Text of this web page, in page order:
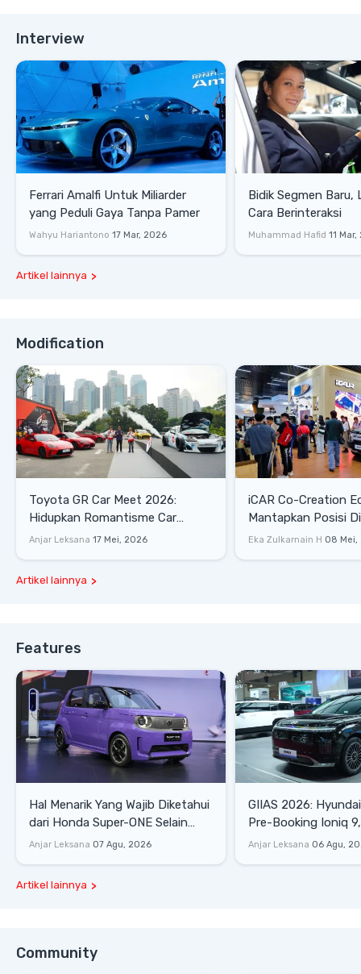
Interview
Ferrari Amalfi Untuk Miliarder
yang Peduli Gaya Tanpa Pamer
Wahyu Hariantono 17 Mar, 2026
Bidik Segmen Baru,
Cara Berinteraksi
Muhammad Hafid 11
Artikel lainnya
Modification
Toyota GR Car Meet 2026:
Hidupkan Romantisme Car
Culture Era 90-an
Anjar Leksana 17 Mei, 2026
iCAR Co-Creation
Mantapkan Posisi
Gaya Hidup
Eka Zulkarnain H 08 Mei,
Artikel lainnya
Features
Hal Menarik Yang Wajib Diketahui
dari Honda Super-ONE Selain
Harga
Anjar Leksana 07 Agu, 2026
GIIAS 2026:
Pre-Booking Ioniq
Rp1,49 Miliar
Anjar Leksana 06 Agu,
Artikel lainnya
Community